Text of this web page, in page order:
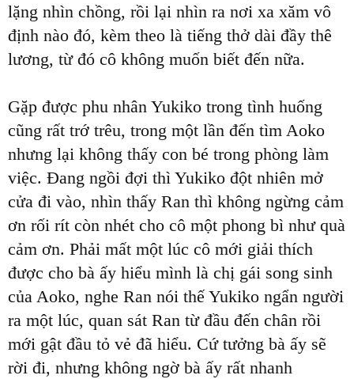
lặng nhìn chồng, rồi lại nhìn ra nơi xa xăm vô
định nào đó, kèm theo là tiếng thở dài đầy thê
lương, từ đó cô không muốn biết đến nữa.
Gặp được phu nhân Yukiko trong tình huống
cũng rất trớ trêu, trong một lần đến tìm Aoko
nhưng lại không thấy con bé trong phòng làm
việc. Đang ngồi đợi thì Yukiko đột nhiên mở
cửa đi vào, nhìn thấy Ran thì không ngừng cảm
ơn rối rít còn nhét cho cô một phong bì như quà
cảm ơn. Phải mất một lúc cô mới giải thích
được cho bà ấy hiểu mình là chị gái song sinh
của Aoko, nghe Ran nói thế Yukiko ngẩn người
ra một lúc, quan sát Ran từ đầu đến chân rồi
mới gật đầu tỏ vẻ đã hiểu. Cứ tưởng bà ấy sẽ
rời đi, nhưng không ngờ bà ấy rất nhanh